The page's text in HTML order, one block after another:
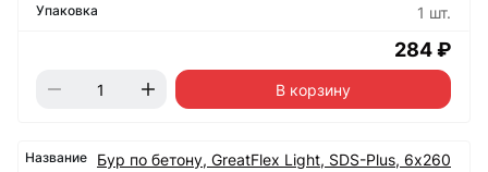
1 шт.
284 ₽
В корзину
Бур по бетону, GreatFlex Light, SDS-Plus, 6х260